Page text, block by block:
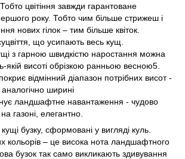
цвітіння завжди гарантоване
року. Тобто чим більше стрижеш і
нових гілок – тим більше квіток.
що усипають весь кущ.
з гарною швидкістю наростання можна
висоті обрізкою ранньою весною5.
відмінний діапазон потрібних висот -
ширині
ландшафтне навантаження - чудово
газоні, елегантно.
бузку, сформовані у вигляді куль.
кольорів – це висока нота ландшафтного
бузок так само викликають здивування